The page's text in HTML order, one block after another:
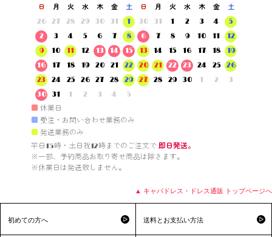
日 月 火 水 木 金
土
26
27 28 29 30 31
1
2
3 4 5 6 7
8
9
10 11 12 13 14
15
16
17 18 19 20 21
22
23
24 25 26 27 28
29
30
31 1 2 3 4 5
日 月 火 水 木 金
土
30
31 1 2 3 4
5
6
7 8 9 10 11
12
13
14 15 16 17 18
19
20
21 22 23 24 25
26
27
28 29 30 1 2 3
■ 休業日
■ 受注・お問い合わせ業務のみ
■ 発送業務のみ
平日15時・土日祝12時までのご注文で 即日発送。
※一部、予約商品お取り寄せ商品は除きます。
※休業日は発送致しません。
▲ キャバドレス・ドレス通販 トップページへ
初めての方へ 送料とお支払い方法